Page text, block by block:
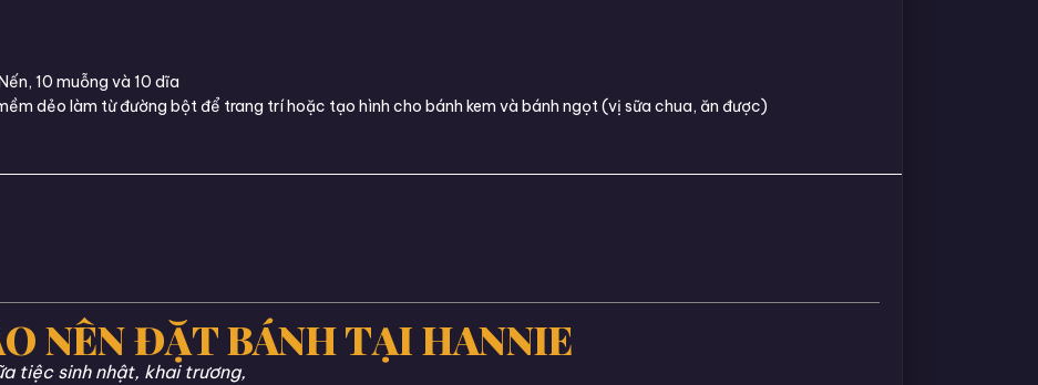
10 muỗng và 10 dĩa
dẻo làm từ đường bột để trang trí hoặc tạo hình cho bánh kem và bánh ngọt (vị sữa chua, ăn được)
NÊN ĐẶT BÁNH TẠI HANNIE
tiệc sinh nhật, khai trương,